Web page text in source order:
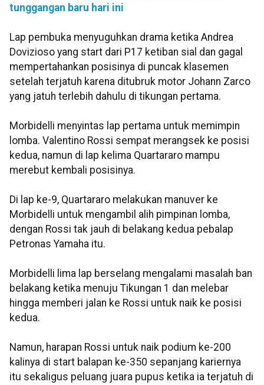
tunggangan baru hari ini
Lap pembuka menyuguhkan drama ketika Andrea
Dovizioso yang start dari P17 ketiban sial dan gagal
mempertahankan posisinya di puncak klasemen
setelah terjatuh karena ditubruk motor Johann Zarco
yang jatuh terlebih dahulu di tikungan pertama.
Morbidelli menyintas lap pertama untuk memimpin
lomba. Valentino Rossi sempat merangsek ke posisi
kedua, namun di lap kelima Quartararo mampu
merebut kembali posisinya.
Di lap ke-9, Quartararo melakukan manuver ke
Morbidelli untuk mengambil alih pimpinan lomba,
dengan Rossi tak jauh di belakang kedua pebalap
Petronas Yamaha itu.
Morbidelli lima lap berselang mengalami masalah ban
belakang ketika menuju Tikungan 1 dan melebar
hingga memberi jalan ke Rossi untuk naik ke posisi
kedua.
Namun, harapan Rossi untuk naik podium ke-200
kalinya di start balapan ke-350 sepanjang kariernya
itu sekaligus peluang juara pupus ketika ia terjatuh di